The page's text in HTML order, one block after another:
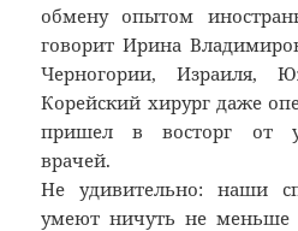
обмену опытом
говорит Ирина
Черногории, Израиля,
Корейский хирург даже
пришел в восторг от
врачей.
Не удивительно: наши
умеют ничуть не меньше